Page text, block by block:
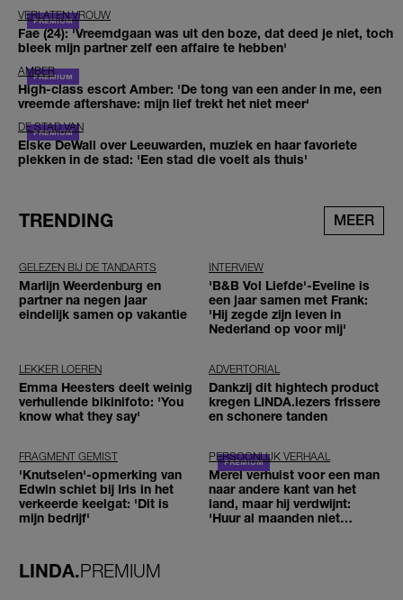
VERLATEN VROUW
Fae (24): 'Vreemdgaan was uit den boze, dat deed je niet, toch
bleek mijn partner zelf een affaire te hebben'
AMBER
High-class escort Amber: 'De tong van een ander in me, een
vreemde aftershave: mijn lief trekt het niet meer'
DE STAD VAN
Elske DeWall over Leeuwarden, muziek en haar favoriete
plekken in de stad: 'Een stad die voelt als thuis'
TRENDING MEER
GELEZEN BIJ DE TANDARTS
Marlijn Weerdenburg en
partner na negen jaar
eindelijk samen op vakantie
INTERVIEW
'B&B Vol Liefde'-Eveline is
een jaar samen met Frank:
'Hij zegde zijn leven in
Nederland op voor mij'
LEKKER LOEREN
Emma Heesters deelt weinig
verhullende bikinifoto: 'You
know what they say'
ADVERTORIAL
Dankzij dit hightech product
kregen LINDA.lezers frissere
en schonere tanden
FRAGMENT GEMIST
'Knutselen'-opmerking van
Edwin schiet bij Iris in het
verkeerde keelgat: 'Dit is
mijn bedrijf'
PERSOONLIJK VERHAAL
Merel verhuist voor een man
naar andere kant van het
land, maar hij verdwijnt:
'Huur al maanden niet
LINDA.PREMIUM